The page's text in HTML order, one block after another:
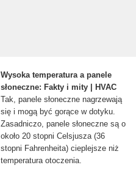
Wysoka temperatura a panele
słoneczne: Fakty i mity | HVAC
Tak, panele słoneczne nagrzewają
się i mogą być gorące w dotyku.
Zasadniczo, panele słoneczne są o
około 20 stopni Celsjusza (36
stopni Fahrenheita) cieplejsze niż
temperatura otoczenia.